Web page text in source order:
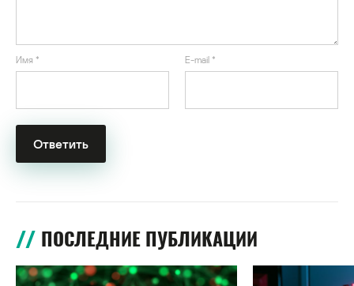
Имя * E-mail *
ПОСЛЕДНИЕ ПУБЛИКАЦИИ